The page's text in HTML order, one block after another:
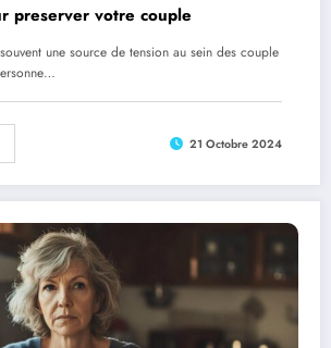
preserver votre couple
une source de tension au sein des couple
21 Octobre 2024